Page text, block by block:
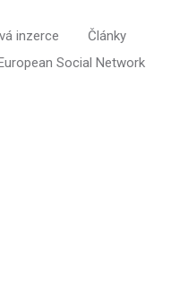
inzerce
Články
Social Network